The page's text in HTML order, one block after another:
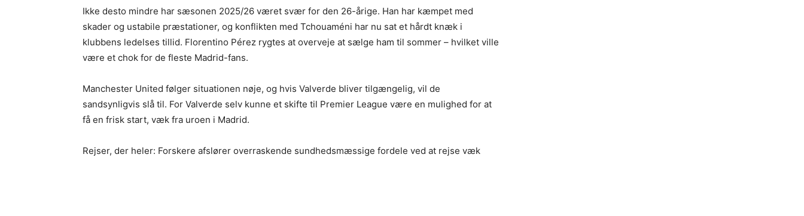
Ikke desto mindre har sæsonen 2025/26 været svær for den 26-årige. Han har kæmpet med
skader og ustabile præstationer, og konflikten med Tchouaméni har nu sat et hårdt knæk i
klubbens ledelses tillid. Florentino Pérez rygtes at overveje at sælge ham til sommer – hvilket ville
være et chok for de fleste Madrid-fans.
Manchester United følger situationen nøje, og hvis Valverde bliver tilgængelig, vil de
sandsynligvis slå til. For Valverde selv kunne et skifte til Premier League være en mulighed for at
få en frisk start, væk fra uroen i Madrid.
Rejser, der heler: Forskere afslører overraskende sundhedsmæssige fordele ved at rejse væk